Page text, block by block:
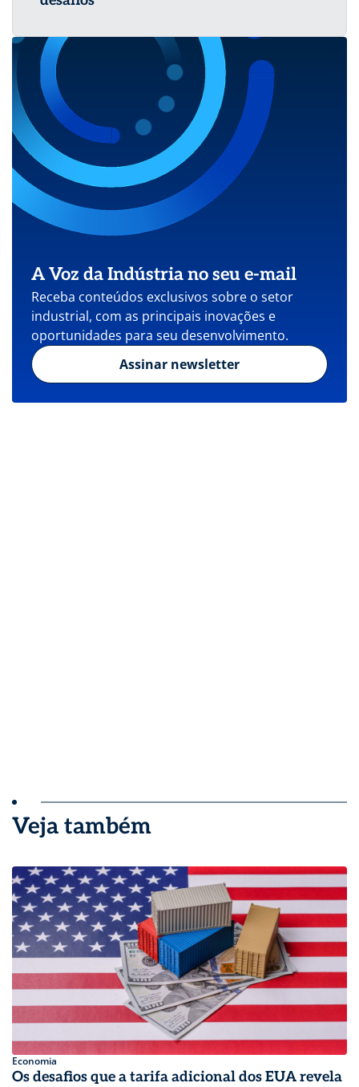
A Voz da Indústria no seu e-mail
Receba conteúdos exclusivos sobre o setor
industrial, com as principais inovações e
oportunidades para seu desenvolvimento.
Assinar newsletter
Veja também
Economia
Os desafios que a tarifa adicional dos EUA revela